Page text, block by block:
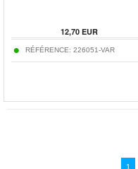
12,70EUR
RÉFÉRENCE: 226051-VAR
1